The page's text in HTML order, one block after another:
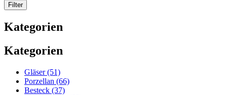
Kategorien
Kategorien
Gläser (51)
Porzellan (66)
Besteck (37)